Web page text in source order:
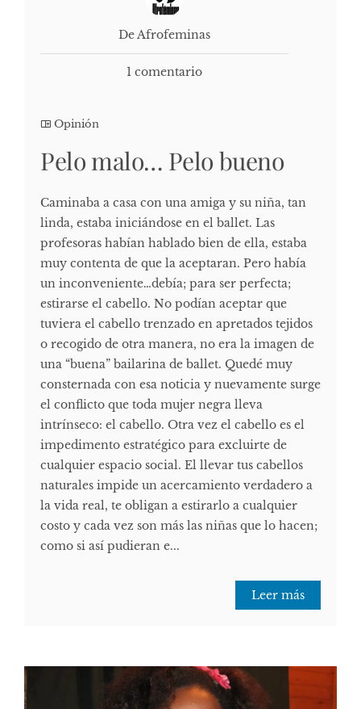
De Afrofeminas
1 comentario
Opinión
Pelo malo… Pelo bueno
Caminaba a casa con una amiga y su niña, tan
linda, estaba iniciándose en el ballet. Las
profesoras habían hablado bien de ella, estaba
muy contenta de que la aceptaran. Pero había
un inconveniente…debía; para ser perfecta;
estirarse el cabello. No podían aceptar que
tuviera el cabello trenzado en apretados tejidos
o recogido de otra manera, no era la imagen de
una “buena” bailarina de ballet. Quedé muy
consternada con esa noticia y nuevamente surge
el conflicto que toda mujer negra lleva
intrínseco: el cabello. Otra vez el cabello es el
impedimento estratégico para excluirte de
cualquier espacio social. El llevar tus cabellos
naturales impide un acercamiento verdadero a
la vida real, te obligan a estirarlo a cualquier
costo y cada vez son más las niñas que lo hacen;
como si así pudieran e...
Leer más